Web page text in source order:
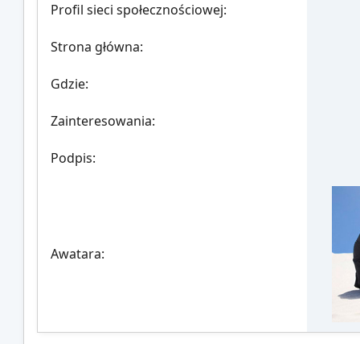
Profil sieci społecznościowej:
Strona główna:
Gdzie:
Zainteresowania:
Podpis:
Awatara: